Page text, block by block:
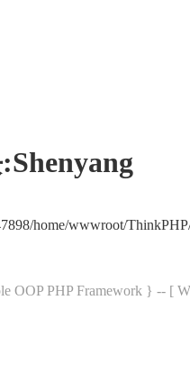
home/wwwroot/
OOP PHP Framework } -- [